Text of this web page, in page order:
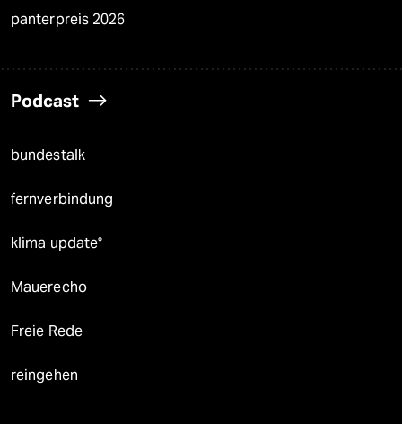
panterpreis 2026
Podcast
bundestalk
fernverbindung
klima update°
Mauerecho
Freie Rede
reingehen